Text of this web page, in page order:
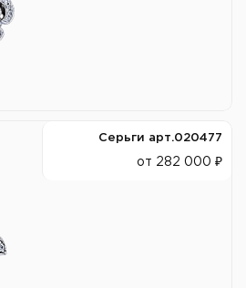
Серьги арт.020477
от 282 000 ₽